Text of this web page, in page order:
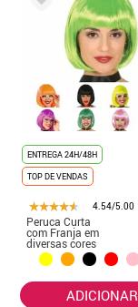
ENTREGA 24H/48H
TOP DE VENDAS
4.54/5.00
Peruca Curta
com Franja em
diversas cores
ADICIONAR